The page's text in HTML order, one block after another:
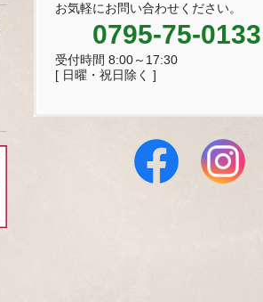
お気軽にお問い合わせください。
0795-75-0133
受付時間 8:00～17:30
[ 日曜・祝日除く ]